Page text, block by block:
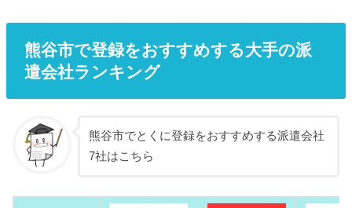
熊谷市で登録をおすすめする大手の派
遣会社ランキング
熊谷市でとくに登録をおすすめする派遣会社
7社はこちら